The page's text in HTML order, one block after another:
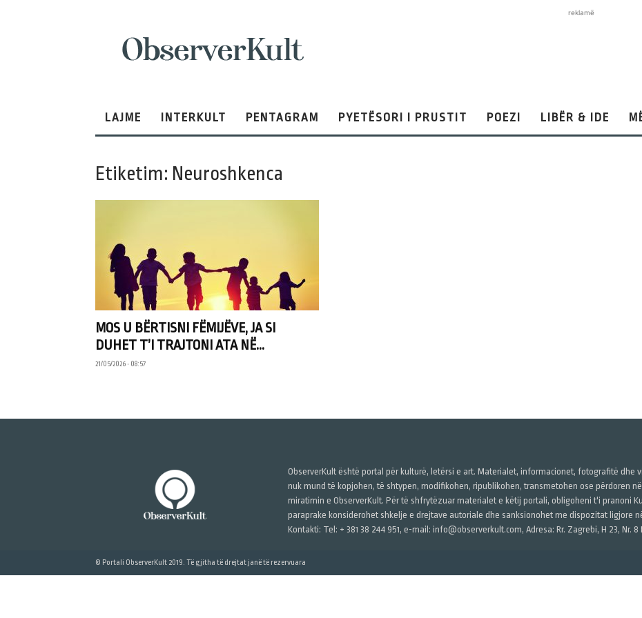
reklamë
LAJME INTERKULT PENTAGRAM PYETËSORI I PRUSTIT POEZI LIBËR & IDE
Etiketim: Neuroshkenca
MOS U BËRTISNI FËMIJËVE, JA SI
DUHET T’I TRAJTONI ATA NË...
21/05/2026 • 08:57
ObserverKult është portal për kulturë, letërsi e art. Materialet, informacionet, fotografitë dhe
nuk mund të kopjohen, të shtypen, modifikohen, ripublikohen, transmetohen ose përdoren
miratimin e ObserverKult. Për të shfrytëzuar materialet e këtij portali, obligoheni t'i pranoni
paraprake konsiderohet shkelje e drejtave autoriale dhe sanksionohet me dispozitat ligjore
Kontakti: Tel: + 381 38 244 951, e-mail: info@observerkult.com, Adresa: Rr. Zagrebi, H 23, Nr.
© Portali ObserverKult 2019. Të gjitha të drejtat janë të rezervuara